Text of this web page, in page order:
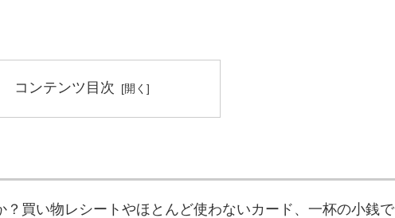
コンテンツ目次
買い物レシートやほとんど使わないカード、一杯の小銭で